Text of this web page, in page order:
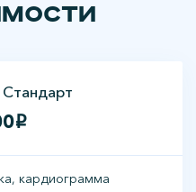
i
кардиограмма